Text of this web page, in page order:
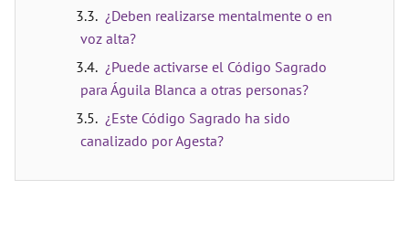
¿Deben realizarse mentalmente o en
voz alta?
¿Puede activarse el Código Sagrado
para Águila Blanca a otras personas?
¿Este Código Sagrado ha sido
canalizado por Agesta?